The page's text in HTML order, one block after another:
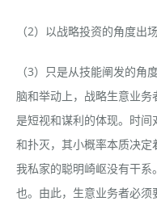
（2）以战略投资的角度出
（3）只是从技能阐发的角
脑和举动上，战略生意业
是短视和谋利的体现。时
和扑灭，其小概率本质决
我私家的聪明崎岖没有干
也。由此，生意业务者必